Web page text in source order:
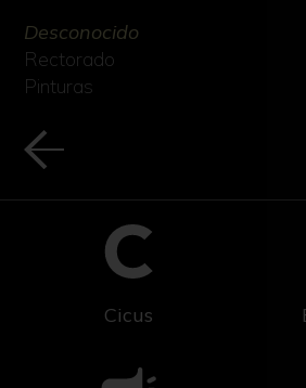
Desconocido
Rectorado
Pinturas
Cicus